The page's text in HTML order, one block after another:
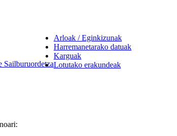
Sailburuordetza
Arloak / Eginkizunak
Harremanetarako datuak
Karguak
Lotutako erakundeak